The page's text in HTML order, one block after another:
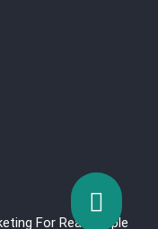
For Real People